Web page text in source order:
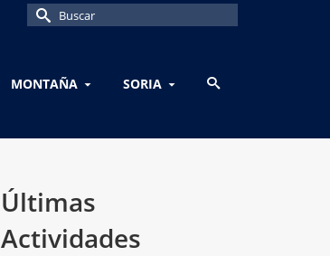
Buscar
MONTAÑA SORIA
Últimas
Actividades